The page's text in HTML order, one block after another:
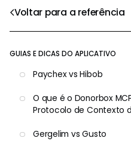
Voltar para a referência
GUIAS E DICAS DO APLICATIVO
Paychex vs Hibob
O que é o Donorbox
Protocolo de Contexto
Gergelim vs Gusto